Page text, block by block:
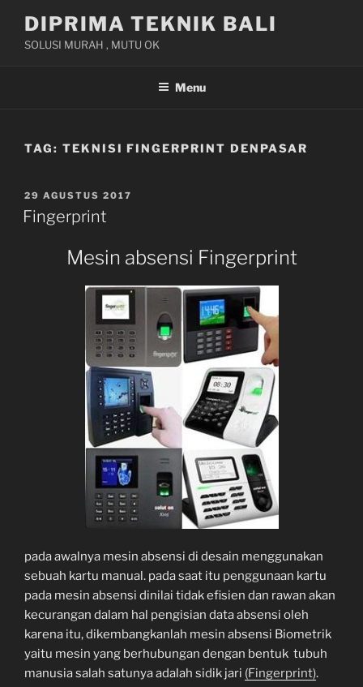
content
DIPRIMA TEKNIK BALI
SOLUSI MURAH , MUTU OK
Menu
TAG: TEKNISI FINGERPRINT DENPASAR
POSTED
ON
29 AGUSTUS 2017
Fingerprint
Mesin absensi Fingerprint
pada awalnya mesin absensi di desain menggunakan
sebuah kartu manual. pada saat itu penggunaan kartu
pada mesin absensi dinilai tidak efisien dan rawan akan
kecurangan dalam hal pengisian data absensi oleh
karena itu, dikembangkanlah mesin absensi Biometrik
yaitu mesin yang berhubungan dengan bentuk tubuh
manusia salah satunya adalah sidik jari (Fingerprint).